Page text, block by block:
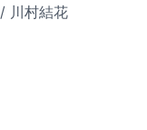
川村結花